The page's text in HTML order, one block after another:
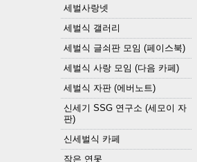
세벌사랑넷
세벌식 갤러리
세벌식 글쇠판 모임 (페이스북)
세벌식 사랑 모임 (다음 카페)
세벌식 자판 (에버노트)
신세기 SSG 연구소 (세모이 자
판)
신세벌식 카페
작은 연못